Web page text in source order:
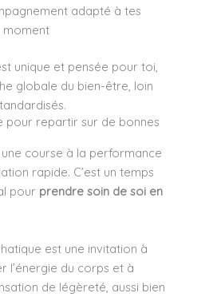
adapté à tes
moment
unique et pensée pour toi,
globale du bien-être, loin
pour repartir sur de bonnes
une course à la performance
rapide. C’est un temps
pour prendre soin de soi en
est une invitation à
l’énergie du corps et à
de légèreté, aussi bien